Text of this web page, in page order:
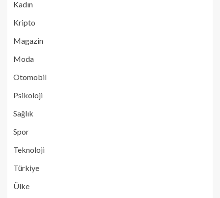
Kadın
Kripto
Magazin
Moda
Otomobil
Psikoloji
Sağlık
Spor
Teknoloji
Türkiye
Ülke